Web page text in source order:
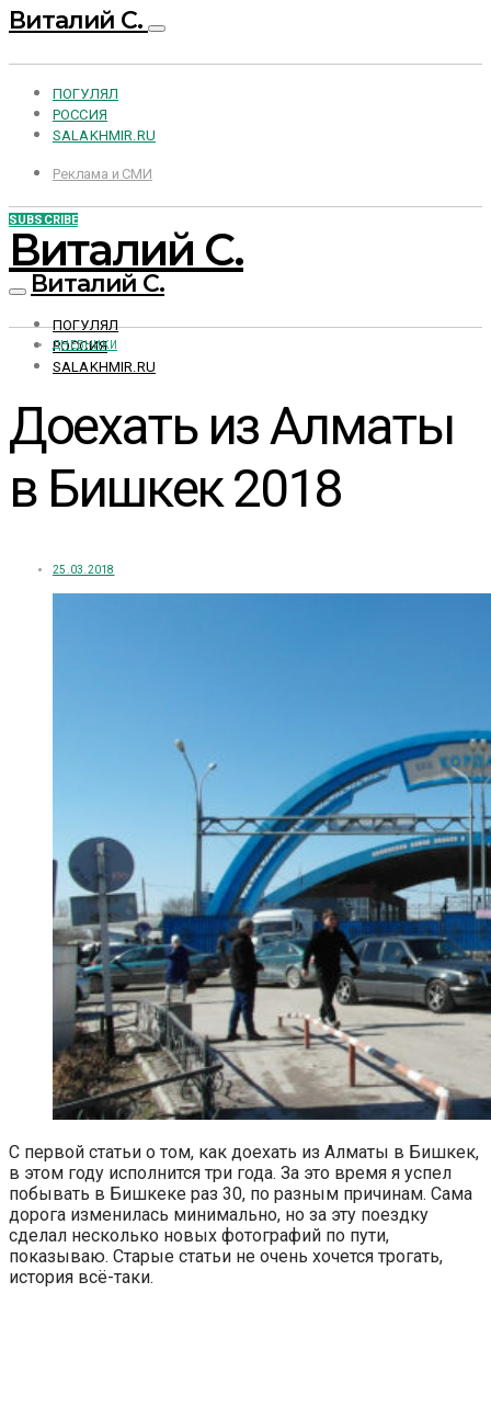
Виталий С.
ПОГУЛЯЛ
РОССИЯ
SALAKHMIR.RU
Реклама и СМИ
SUBSCRIBE
Виталий С.
Виталий С.
ПОГУЛЯЛ
РОССИЯ
SALAKHMIR.RU
ДНЕВНИКИ
Доехать из Алматы
в Бишкек 2018
25.03.2018
С первой статьи о том, как доехать из Алматы в Бишкек,
в этом году исполнится три года. За это время я успел
побывать в Бишкеке раз 30, по разным причинам. Сама
дорога изменилась минимально, но за эту поездку
сделал несколько новых фотографий по пути,
показываю. Старые статьи не очень хочется трогать,
история всё-таки.